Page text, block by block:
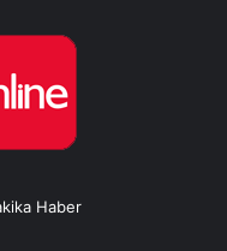
Haber